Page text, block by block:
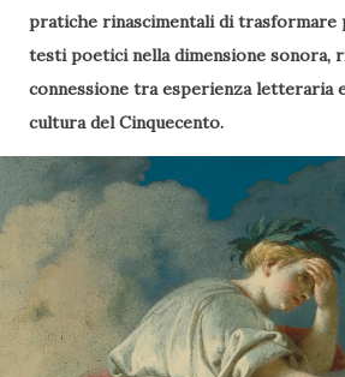
pratiche rinascimentali di trasformare
testi poetici nella dimensione sonora,
connessione tra esperienza letteraria
cultura del Cinquecento.